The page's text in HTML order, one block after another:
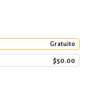
Gratuito
$50.00